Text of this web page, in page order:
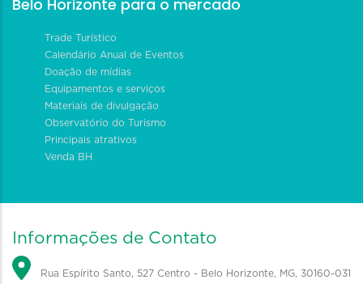
Belo Horizonte para o mercado
Trade Turístico
Calendário Anual de Eventos
Doação de mídias
Equipamentos e serviços
Materiais de divulgação
Observatório do Turismo
Principais atrativos
Venda BH
Informações de Contato
Rua Espírito Santo, 527 Centro - Belo Horizonte, MG, 30160-031